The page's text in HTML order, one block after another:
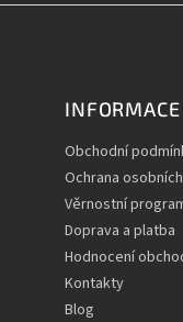
Obchodní
Ochrana
Věrnostní
Doprava a platba
Hodnocení
Kontakty
Blog